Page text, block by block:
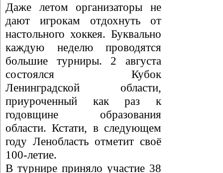
Даже летом организаторы не
дают игрокам отдохнуть от
настольного хоккея. Буквально
каждую неделю проводятся
большие турниры. 2 августа
состоялся Кубок
Ленинградской области,
приуроченный как раз к
годовщине образования
области. Кстати, в следующем
году Ленобласть отметит своё
100-летие.
В турнире приняло участие 38